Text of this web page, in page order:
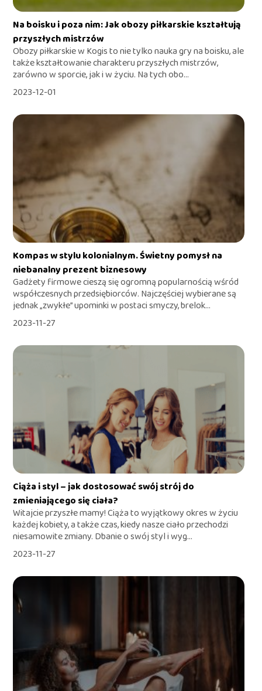
Na boisku i poza nim: Jak obozy piłkarskie kształtują
przyszłych mistrzów
Obozy piłkarskie w Kogis to nie tylko nauka gry na boisku, ale
także kształtowanie charakteru przyszłych mistrzów,
zarówno w sporcie, jak i w życiu. Na tych obo...
2023-12-01
Kompas w stylu kolonialnym. Świetny pomysł na
niebanalny prezent biznesowy
Gadżety firmowe cieszą się ogromną popularnością wśród
współczesnych przedsiębiorców. Najczęściej wybierane są
jednak „zwykłe” upominki w postaci smyczy, brelok...
2023-11-27
Ciąża i styl – jak dostosować swój strój do
zmieniającego się ciała?
Witajcie przyszłe mamy! Ciąża to wyjątkowy okres w życiu
każdej kobiety, a także czas, kiedy nasze ciało przechodzi
niesamowite zmiany. Dbanie o swój styl i wyg...
2023-11-27